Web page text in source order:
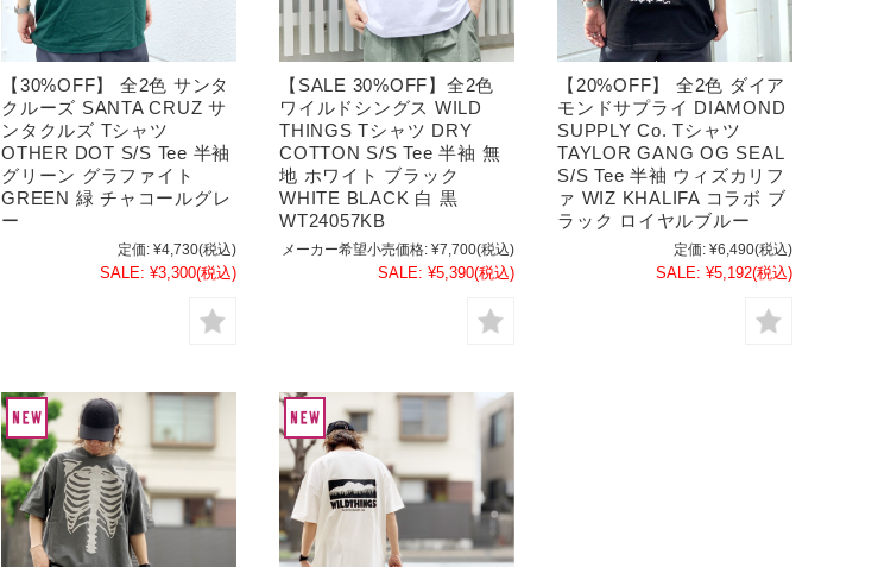
【30%OFF】 全2色 サンタ
クルーズ SANTA CRUZ サ
ンタクルズ Tシャツ
OTHER DOT S/S Tee 半袖
グリーン グラファイト
GREEN 緑 チャコールグレ
ー
定価: ¥4,730(税込)
SALE: ¥3,300(税込)
【SALE 30%OFF】全2色
ワイルドシングス WILD
THINGS Tシャツ DRY
COTTON S/S Tee 半袖 無
地 ホワイト ブラック
WHITE BLACK 白 黒
WT24057KB
メーカー希望小売価格: ¥7,700(税込)
SALE: ¥5,390(税込)
【20%OFF】 全2色 ダイア
モンドサプライ DIAMOND
SUPPLY Co. Tシャツ
TAYLOR GANG OG SEAL
S/S Tee 半袖 ウィズカリフ
ァ WIZ KHALIFA コラボ ブ
ラック ロイヤルブルー
定価: ¥6,490(税込)
SALE: ¥5,192(税込)